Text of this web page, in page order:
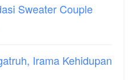
Sweater Couple
Irama Kehidupan